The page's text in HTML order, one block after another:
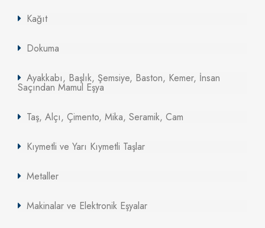
Kağıt
Dokuma
Ayakkabı, Başlık, Şemsiye, Baston, Kemer, İnsan
Saçından Mamul Eşya
Taş, Alçı, Çimento, Mika, Seramik, Cam
Kıymetli ve Yarı Kıymetli Taşlar
Metaller
Makinalar ve Elektronik Eşyalar